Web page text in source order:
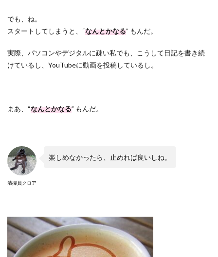
でも、ね。
スタートしてしまうと、 “なんとかなる” もんだ。
実際、パソコンやデジタルに疎い私でも、こうして日記を書き続
けているし、 YouTubeに動画を投稿しているし。
まあ、 “なんとかなる” もんだ。
清掃員クロア
楽しめなかったら、止めれば良いしね。